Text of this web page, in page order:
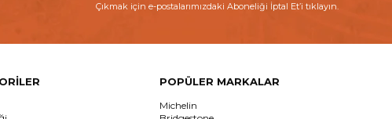
Çıkmak için e-postalarımızdaki Aboneliği İptal Et’i tıklayın.
POPÜLER MARKALAR
Michelin